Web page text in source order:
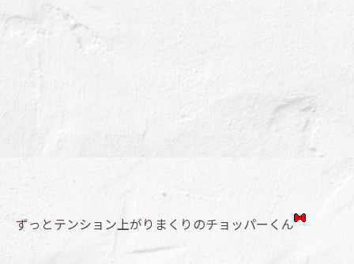
ずっとテンション上がりまくりのチョッパーくん